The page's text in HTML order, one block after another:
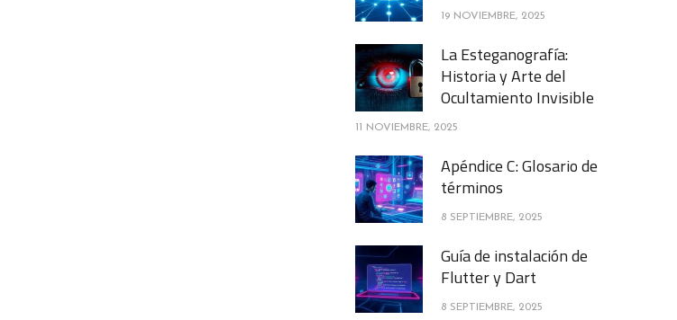
19 NOVIEMBRE, 2025
La Esteganografía:
Historia y Arte del
Ocultamiento Invisible
11 NOVIEMBRE, 2025
Apéndice C: Glosario de
términos
8 SEPTIEMBRE, 2025
Guía de instalación de
Flutter y Dart
8 SEPTIEMBRE, 2025